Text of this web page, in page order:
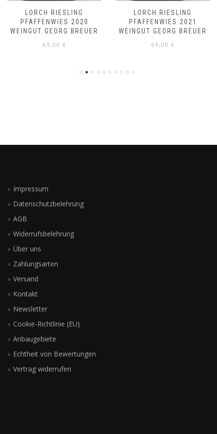
LORCH RIESLING
PFAFFENWIES 2020
WEINGUT GEORG BREUER
69,00 €
LORCH RIESLING
PFAFFENWIES 2021
WEINGUT GEORG BREUER
69,00 €
Impressum
Datenschutzbelehrung
AGB
Widerrufsbelehrung
Über uns
Zahlungsarten
Versand
Kontakt
Newsletter
Cookie-Richtlinie (EU)
Anbaugebiete
Echtheit von Bewertungen
Vertrag widerrufen